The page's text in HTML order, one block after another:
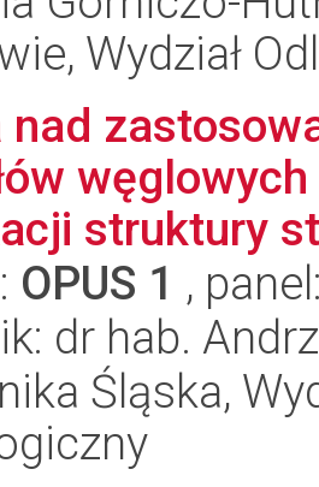
Wydział
nad
struktury
OPUS 1 ,
dr hab.
Śląska,